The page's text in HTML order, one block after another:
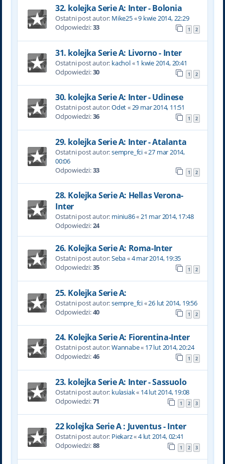
32. kolejka Serie A: Inter - Bolonia
Ostatni post autor: Mike25«9 kwie 2014, 22:29
Odpowiedzi:33 1 2
31. kolejka Serie A: Livorno - Inter
Ostatni post autor: kachol«1 kwie 2014, 20:41
Odpowiedzi:30 1 2
30. kolejka Serie A: Inter - Udinese
Ostatni post autor:Odet«29 mar 2014, 11:51
Odpowiedzi:36 1 2
29. kolejka Serie A: Inter - Atalanta
Ostatni post autor:sempre_fci«27 mar 2014,
00:06
Odpowiedzi:33 1 2
28. Kolejka Serie A: Hellas Verona-
Inter
Ostatni post autor: miniu86«21 mar 2014, 17:48
Odpowiedzi:24
26. Kolejka Serie A: Roma-Inter
Ostatni post autor:Seba«4 mar 2014, 19:35
Odpowiedzi:35 1 2
25. Kolejka Serie A:
Ostatni post autor:sempre_fci«26 lut 2014, 19:56
Odpowiedzi:40 1 2
24. Kolejka Serie A: Fiorentina-Inter
Ostatni post autor:Wannabe« 17 lut 2014, 20:24
Odpowiedzi:46 1 2
23. kolejka Serie A: Inter - Sassuolo
Ostatni post autor: kulasiak« 14 lut 2014, 19:08
Odpowiedzi:71 1 2 3
22 kolejka Serie A : Juventus - Inter
Ostatni post autor: Piekarz«4 lut 2014, 02:41
Odpowiedzi:88 1 2 3